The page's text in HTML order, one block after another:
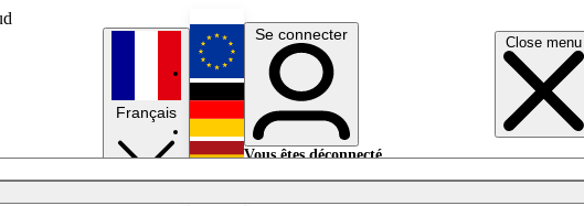
Close menu
Français
English
Deutsch
Se connecter
Vous êtes déconnecté.